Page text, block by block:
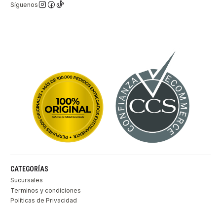
Síguenos
CATEGORÍAS
Sucursales
Terminos y condiciones
Políticas de Privacidad